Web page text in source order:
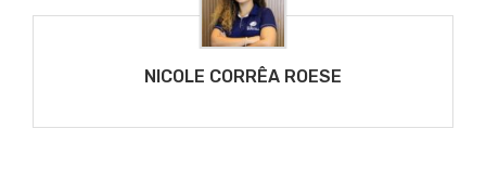
NICOLE CORRÊA ROESE